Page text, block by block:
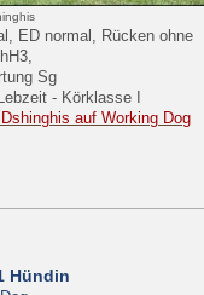
ED normal, Rücken ohne
Sg
- Körklasse I
auf Working Dog
Hündin